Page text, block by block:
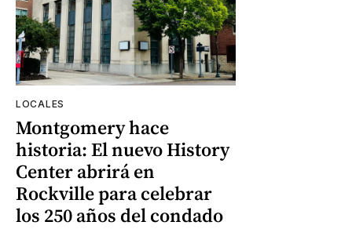
LOCALES
Montgomery hace
historia: El nuevo History
Center abrirá en
Rockville para celebrar
los 250 años del condado